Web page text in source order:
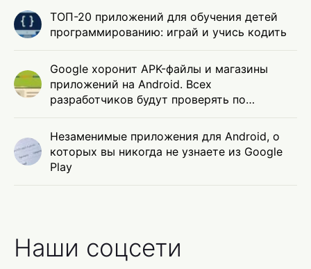
ТОП-20 приложений для обучения детей
программированию: играй и учись кодить
Google хоронит APK-файлы и магазины
приложений на Android. Всех
разработчиков будут проверять по
паспорту
Незаменимые приложения для Android, о
которых вы никогда не узнаете из Google
Play
Наши соцсети